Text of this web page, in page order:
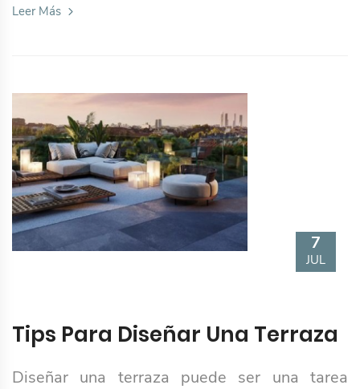
Leer Más
7
JUL
Tips Para Diseñar Una Terraza
Diseñar una terraza puede ser una tarea